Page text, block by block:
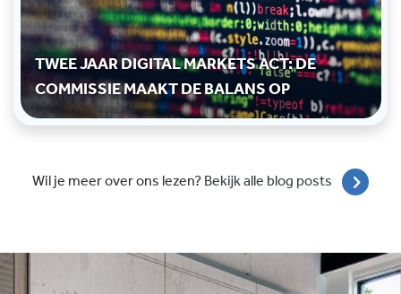
TWEE JAAR DIGITAL MARKETS ACT: DE
COMMISSIE MAAKT DE BALANS OP
Wil je meer over ons lezen? Bekijk alle blog posts